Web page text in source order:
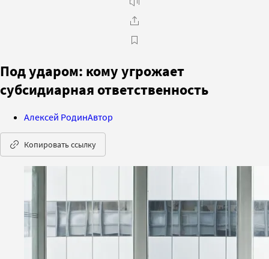
Под ударом: кому угрожает
субсидиарная ответственность
Алексей РодинАвтор
Копировать ссылку